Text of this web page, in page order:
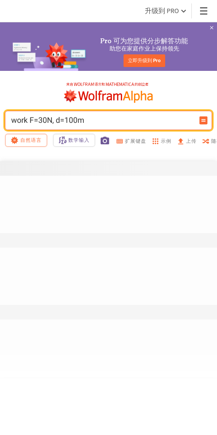
升级到 PRO
Pro 可为您提供分步解答功能
助您在家庭作业上保持领先
立即升级到 Pro
work F=30N, d=100m
自然语言 数学输入 扩展键盘 示例 上传